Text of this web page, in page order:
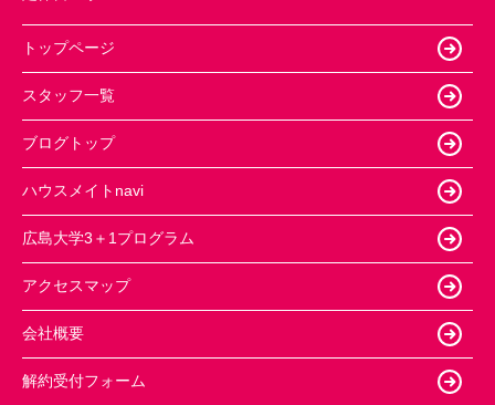
トップページ
スタッフ一覧
ブログトップ
ハウスメイトnavi
広島大学3＋1プログラム
アクセスマップ
会社概要
解約受付フォーム